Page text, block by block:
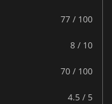
77 / 100
8 / 10
70 / 100
4.5 / 5